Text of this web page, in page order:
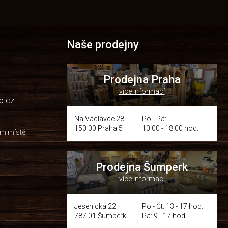
místě
Naše prodejny
Prodejna Praha
více informací
Na Václavce 28
150 00 Praha 5
Po - Pá:
10:00 - 18:00 hod.
Prodejna Šumperk
více informací
Jesenická 22
787 01 Šumperk
Po - Čt: 13 - 17 hod.
Pá: 9 - 17 hod.